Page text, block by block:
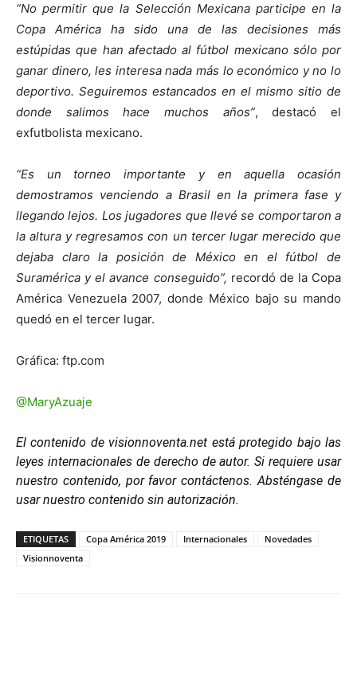
“No permitir que la Selección Mexicana participe en la
Copa América ha sido una de las decisiones más
estúpidas que han afectado al fútbol mexicano sólo por
ganar dinero, les interesa nada más lo económico y no lo
deportivo. Seguiremos estancados en el mismo sitio de
donde salimos hace muchos años”, destacó el
exfutbolista mexicano.
“Es un torneo importante y en aquella ocasión
demostramos venciendo a Brasil en la primera fase y
llegando lejos. Los jugadores que llevé se comportaron a
la altura y regresamos con un tercer lugar merecido que
dejaba claro la posición de México en el fútbol de
Suramérica y el avance conseguido”, recordó de la Copa
América Venezuela 2007, donde México bajo su mando
quedó en el tercer lugar.
Gráfica: ftp.com
@MaryAzuaje
El contenido de visionnoventa.net está protegido bajo las
leyes internacionales de derecho de autor. Si requiere usar
nuestro contenido, por favor contáctenos. Absténgase de
usar nuestro contenido sin autorización.
ETIQUETAS Copa América 2019 Internacionales
Novedades
Visionnoventa